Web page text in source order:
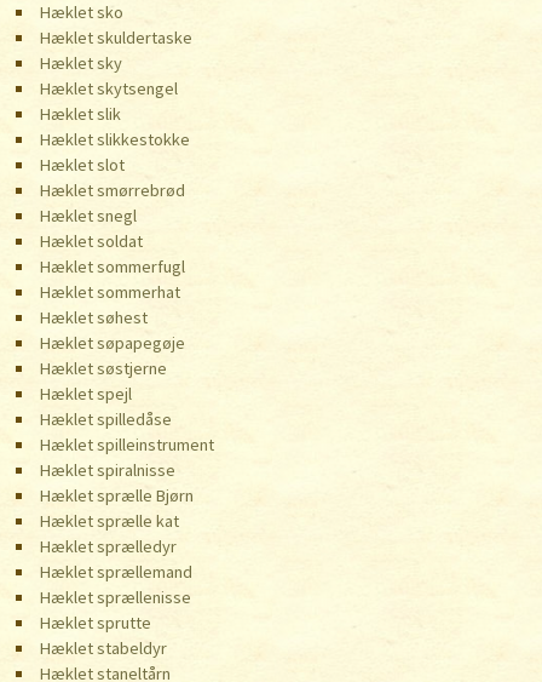
Hæklet sko
Hæklet skuldertaske
Hæklet sky
Hæklet skytsengel
Hæklet slik
Hæklet slikkestokke
Hæklet slot
Hæklet smørrebrød
Hæklet snegl
Hæklet soldat
Hæklet sommerfugl
Hæklet sommerhat
Hæklet søhest
Hæklet søpapegøje
Hæklet søstjerne
Hæklet spejl
Hæklet spilledåse
Hæklet spilleinstrument
Hæklet spiralnisse
Hæklet sprælle Bjørn
Hæklet sprælle kat
Hæklet sprælledyr
Hæklet sprællemand
Hæklet sprællenisse
Hæklet sprutte
Hæklet stabeldyr
Hæklet staneltårn